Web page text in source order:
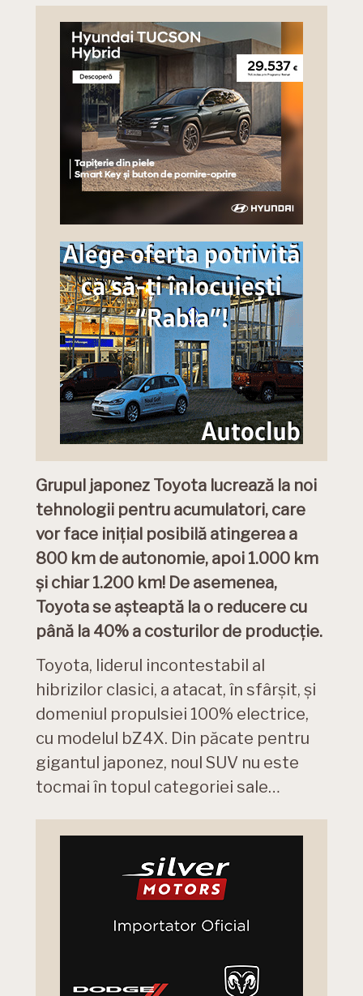
Grupul japonez Toyota lucrează la noi
tehnologii pentru acumulatori, care
vor face inițial posibilă atingerea a
800 km de autonomie, apoi 1.000 km
și chiar 1.200 km! De asemenea,
Toyota se așteaptă la o reducere cu
până la 40% a costurilor de producție.
Toyota, liderul incontestabil al
hibrizilor clasici, a atacat, în sfârșit, și
domeniul propulsiei 100% electrice,
cu modelul bZ4X. Din păcate pentru
gigantul japonez, noul SUV nu este
tocmai în topul categoriei sale…